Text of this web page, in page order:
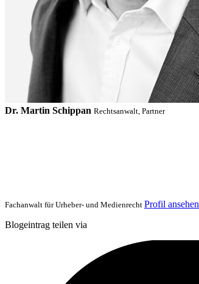
Dr. Martin Schippan Rechtsanwalt, Partner
Fachanwalt für Urheber- und Medienrecht Profil ansehen
Blogeintrag teilen via